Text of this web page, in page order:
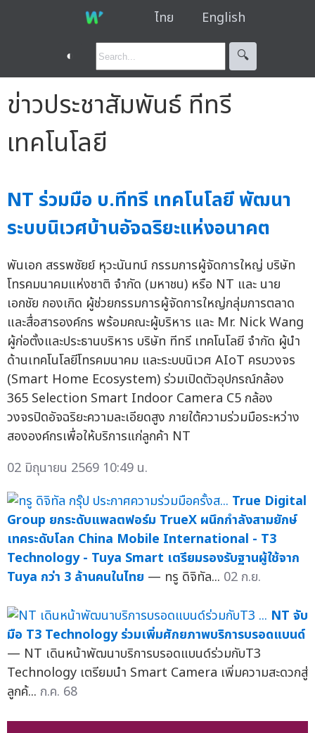
ไทย English
◐ 🔍︎
ข่าวประชาสัมพันธ์ ทีทรี
เทคโนโลยี
NT ร่วมมือ บ.ทีทรี เทคโนโลยี พัฒนา
ระบบนิเวศบ้านอัจฉริยะแห่งอนาคต
พันเอก สรรพชัยย์ หุวะนันทน์ กรรมการผู้จัดการใหญ่ บริษัท
โทรคมนาคมแห่งชาติ จำกัด (มหาชน) หรือ NT และ นาย
เอกชัย กองเกิด ผู้ช่วยกรรมการผู้จัดการใหญ่กลุ่มการตลาด
และสื่อสารองค์กร พร้อมคณะผู้บริหาร และ Mr. Nick Wang
ผู้ก่อตั้งและประธานบริหาร บริษัท ทีทรี เทคโนโลยี จำกัด ผู้นำ
ด้านเทคโนโลยีโทรคมนาคม และระบบนิเวศ AIoT ครบวงจร
(Smart Home Ecosystem) ร่วมเปิดตัวอุปกรณ์กล้อง
365 Selection Smart Indoor Camera C5 กล้อง
วงจรปิดอัจฉริยะความละเอียดสูง ภายใต้ความร่วมมือระหว่าง
สององค์กรเพื่อให้บริการแก่ลูกค้า NT
02 มิถุนายน 2569 10:49 น.
True Digital
Group ยกระดับแพลตฟอร์ม TrueX ผนึกกำลังสามยักษ์
เทคระดับโลก China Mobile International - T3
Technology - Tuya Smart เตรียมรองรับฐานผู้ใช้จาก
Tuya กว่า 3 ล้านคนในไทย — ทรู ดิจิทัล... 02 ก.ย.
NT จับ
มือ T3 Technology ร่วมเพิ่มศักยภาพบริการบรอดแบนด์
— NT เดินหน้าพัฒนาบริการบรอดแบนด์ร่วมกับT3
Technology เตรียมนำ Smart Camera เพิ่มความสะดวกสู่
ลูกค้... ก.ค. 68